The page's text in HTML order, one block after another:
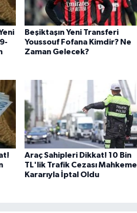
Beşiktaşın Yeni Transferi
Youssouf Fofana Kimdir? Ne
Zaman Gelecek?
Araç Sahipleri Dikkat! 10 Bin
TL'lik Trafik Cezası Mahkeme
Kararıyla İptal Oldu